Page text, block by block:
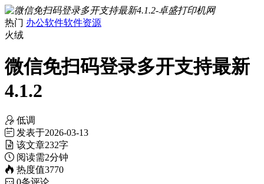
热门 办公软件软件资源
火绒
微信免扫码登录多开支持最新
4.1.2
低调
发表于2026-03-13
该文章232字
阅读需2分钟
热度值3770
0条评论